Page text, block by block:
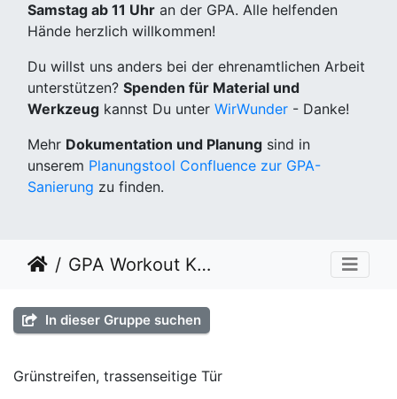
Samstag ab 11 Uhr an der GPA. Alle helfenden
Hände herzlich willkommen!
Du willst uns anders bei der ehrenamtlichen Arbeit
unterstützen? Spenden für Material und
Werkzeug kannst Du unter WirWunder - Danke!
Mehr Dokumentation und Planung sind in
unserem Planungstool Confluence zur GPA-
Sanierung zu finden.
GPA Workout KW 14
In dieser Gruppe suchen
Grünstreifen, trassenseitige Tür